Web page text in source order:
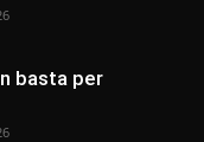
basta per